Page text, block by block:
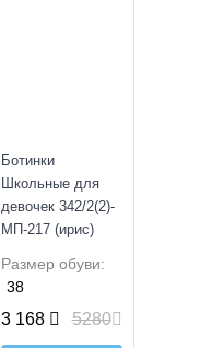
Ботинки
Школьные для
девочек 342/2(2)-
МП-217 (ирис)
Размер обуви:
38
3 168 5280